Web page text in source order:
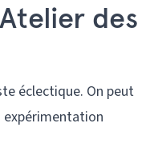
des
éclectique. On peut
expérimentation